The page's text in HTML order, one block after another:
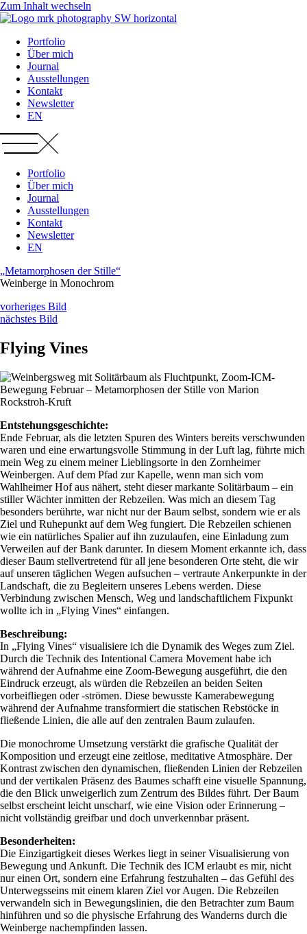
Zum Inhalt wechseln
Portfolio
Über mich
Journal
Ausstellungen
Kontakt
Newsletter
EN
Portfolio
Über mich
Journal
Ausstellungen
Kontakt
Newsletter
EN
„Metamorphosen der Stille“
Weinberge in Monochrom​
vorheriges Bild
nächstes Bild
Flying Vines
Entstehungsgeschichte:
Ende Februar, als die letzten Spuren des Winters bereits verschwunden
waren und eine erwartungsvolle Stimmung in der Luft lag, führte mich
mein Weg zu einem meiner Lieblingsorte in den Zornheimer
Weinbergen. Auf dem Pfad zur Kapelle, wenn man sich vom
Wahlheimer Hof aus nähert, steht dieser markante Solitärbaum – ein
stiller Wächter inmitten der Rebzeilen. Was mich an diesem Tag
besonders berührte, war nicht nur der Baum selbst, sondern wie er als
Ziel und Ruhepunkt auf dem Weg fungiert. Die Rebzeilen schienen
wie ein natürliches Spalier auf ihn zuzulaufen, eine Einladung zum
Verweilen auf der Bank darunter. In diesem Moment erkannte ich, dass
dieser Baum stellvertretend für all jene besonderen Orte steht, die wir
auf unseren täglichen Wegen aufsuchen – vertraute Ankerpunkte in der
Landschaft, die zu Begleitern unseres Lebens werden. Diese
Verbindung zwischen Mensch, Weg und landschaftlichem Fixpunkt
wollte ich in „Flying Vines“ einfangen.
Beschreibung:
In „Flying Vines“ visualisiere ich die Dynamik des Weges zum Ziel.
Durch die Technik des Intentional Camera Movement habe ich
während der Aufnahme eine Zoom-Bewegung ausgeführt, die den
Eindruck erzeugt, als würden die Rebzeilen an beiden Seiten
vorbeifliegen oder -strömen. Diese bewusste Kamerabewegung
während der Aufnahme transformiert die statischen Rebstöcke in
fließende Linien, die alle auf den zentralen Baum zulaufen.
Die monochrome Umsetzung verstärkt die grafische Qualität der
Komposition und erzeugt eine zeitlose, meditative Atmosphäre. Der
Kontrast zwischen den dynamischen, fließenden Linien der Rebzeilen
und der vertikalen Präsenz des Baumes schafft eine visuelle Spannung,
die den Blick unweigerlich zum Zentrum des Bildes führt. Der Baum
selbst erscheint leicht unscharf, wie eine Vision oder Erinnerung –
nicht vollständig greifbar und doch unverkennbar präsent.
Besonderheiten:
Die Einzigartigkeit dieses Werkes liegt in seiner Visualisierung von
Bewegung und Ankunft. Die Technik des ICM erlaubt es mir, nicht
nur einen Ort, sondern eine Erfahrung festzuhalten – das Gefühl des
Unterwegsseins mit einem klaren Ziel vor Augen. Die Rebzeilen
verwandeln sich in Bewegungslinien, die den Betrachter zum Baum
hinführen und so die physische Erfahrung des Wanderns durch die
Weinberge nachempfinden lassen.